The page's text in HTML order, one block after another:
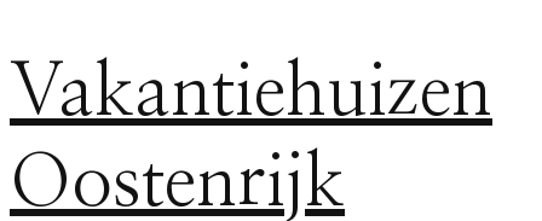
Vakantiehuizen
Oostenrijk